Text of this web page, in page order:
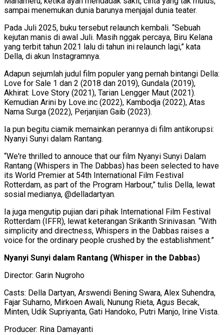
sampai menemukan dunia barunya menjajal dunia teater.
Pada Juli 2025, buku tersebut relaunch kembali. “Sebuah
kejutan manis di awal Juli. Masih nggak percaya, Biru Kelana
yang terbit tahun 2021 lalu di tahun ini relaunch lagi,” kata
Della, di akun Instagramnya.
Adapun sejumlah judul film populer yang pernah bintangi Della:
Love for Sale 1 dan 2 (2018 dan 2019), Gundala (2019),
Akhirat: Love Story (2021), Tarian Lengger Maut (2021).
Kemudian Arini by Love.inc (2022), Kambodja (2022), Atas
Nama Surga (2022), Perjanjian Gaib (2023).
Ia pun begitu ciamik memainkan perannya di film antikorupsi:
Nyanyi Sunyi dalam Rantang.
“We're thrilled to annouce that our film Nyanyi Sunyi Dalam
Rantang (Whispers in The Dabbas) has been selected to have
its World Premier at 54th International Film Festival
Rotterdam, as part of the Program Harbour,” tulis Della, lewat
sosial medianya, @delladartyan.
Ia juga mengutip pujian dari pihak International Film Festival
Rotterdam (IFFR), lewat keterangan Srikanth Srinivasan. “With
simplicity and directness, Whispers in the Dabbas raises a
voice for the ordinary people crushed by the establishment.”
Nyanyi Sunyi dalam Rantang (Whisper in the Dabbas)
Director: Garin Nugroho
Casts: Della Dartyan, Arswendi Bening Swara, Alex Suhendra,
Fajar Suharno, Mirkoen Awali, Nunung Rieta, Agus Becak,
Minten, Udik Supriyanta, Gati Handoko, Putri Manjo, Irine Vista.
Producer: Rina Damayanti